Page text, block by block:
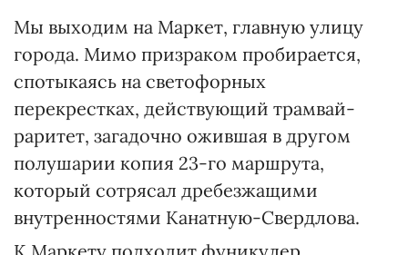
Мы выходим на Маркет, главную улицу
города. Мимо призраком пробирается,
спотыкаясь на светофорных
перекрестках, действующий трамвай-
раритет, загадочно ожившая в другом
полушарии копия 23-го маршрута,
который сотрясал дребезжащими
внутренностями Канатную-Свердлова.